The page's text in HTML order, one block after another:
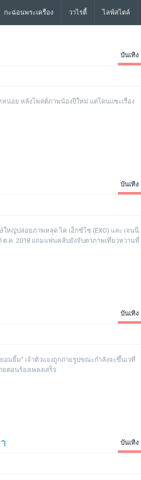
กะฉ่อนพระเครื่อง วาไรตี้ ไลฟ์สไตล์
บันเทิง
น่อย หลังโพสต์ภาพน้องปีใหม่ แต่โดนแซะเรื่อง
บันเทิง
ใหญ่ปล่อยภาพหลุด ไค เอ็กซ์โซ (EXO) และ เจนนี่
ต.ค. 2018 แถมแฟนคลับยังจับตาภาพเที่ยวหวานที่
บันเทิง
อมยิ้ม” เจ้าตัวแจงถูกถ่ายรูปขณะกำลังจะขึ้นเวที
ตอนร้องเพลงเสร็จ
บันเทิง